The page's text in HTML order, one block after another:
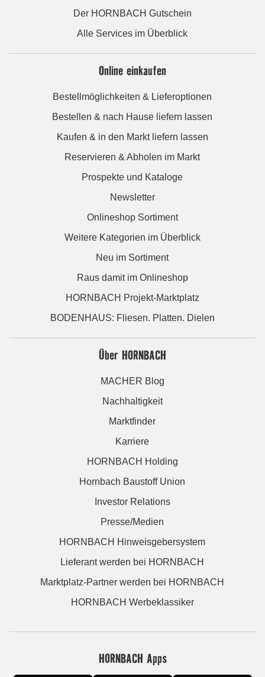
Der HORNBACH Gutschein
Alle Services im Überblick
Online einkaufen
Bestellmöglichkeiten & Lieferoptionen
Bestellen & nach Hause liefern lassen
Kaufen & in den Markt liefern lassen
Reservieren & Abholen im Markt
Prospekte und Kataloge
Newsletter
Onlineshop Sortiment
Weitere Kategorien im Überblick
Neu im Sortiment
Raus damit im Onlineshop
HORNBACH Projekt-Marktplatz
BODENHAUS: Fliesen. Platten. Dielen
Über HORNBACH
MACHER Blog
Nachhaltigkeit
Marktfinder
Karriere
HORNBACH Holding
Hornbach Baustoff Union
Investor Relations
Presse/Medien
HORNBACH Hinweisgebersystem
Lieferant werden bei HORNBACH
Marktplatz-Partner werden bei HORNBACH
HORNBACH Werbeklassiker
HORNBACH Apps